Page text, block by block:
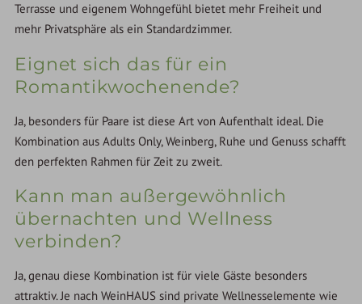
Terrasse und eigenem Wohngefühl bietet mehr Freiheit und
mehr Privatsphäre als ein Standardzimmer.
Eignet sich das für ein
Romantikwochenende?
Ja, besonders für Paare ist diese Art von Aufenthalt ideal. Die
Kombination aus Adults Only, Weinberg, Ruhe und Genuss schafft
den perfekten Rahmen für Zeit zu zweit.
Kann man außergewöhnlich
übernachten und Wellness
verbinden?
Ja, genau diese Kombination ist für viele Gäste besonders
attraktiv. Je nach WeinHAUS sind private Wellnesselemente wie